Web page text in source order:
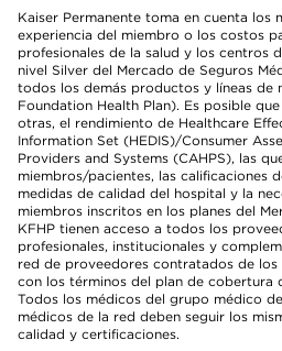
Kaiser Permanente toma en cuenta los
experiencia del miembro o los costos
profesionales de la salud y los centros
nivel Silver del Mercado de Seguros
todos los demás productos y líneas de
Foundation Health Plan). Es posible
otras, el rendimiento de Healthcare
Information Set (HEDIS)/Consumer
Providers and Systems (CAHPS), las
miembros/pacientes, las calificaciones
medidas de calidad del hospital y la
miembros inscritos en los planes del
KFHP tienen acceso a todos los
profesionales, institucionales y
red de proveedores contratados de los
con los términos del plan de cobertura
Todos los médicos del grupo médico
médicos de la red deben seguir los
calidad y certificaciones.